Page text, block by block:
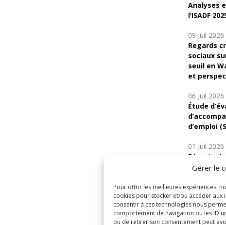
Gérer le
Pour offrir les meilleures expériences,
cookies pour stocker et/ou accéder
consentir à ces technologies nous
comportement de navigation ou les ID
ou de retirer son consentement peut
Analyses
l’ISADF
09 Juil 2026
Regards
sociaux
seuil en
et
06 Juil 2026
Étude
d’emploi
01 Juil 2026
Pénurie